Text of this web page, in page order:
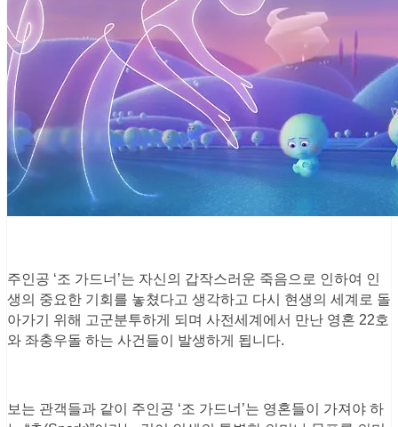
주인공 ‘조 가드너’는 자신의 갑작스러운 죽음으로 인하여 인
생의 중요한 기회를 놓쳤다고 생각하고 다시 현생의 세계로 돌
아가기 위해 고군분투하게 되며 사전세계에서 만난 영혼 22호
와 좌충우돌 하는 사건들이 발생하게 됩니다.
보는 관객들과 같이 주인공 ‘조 가드너’는 영혼들이 가져야 하